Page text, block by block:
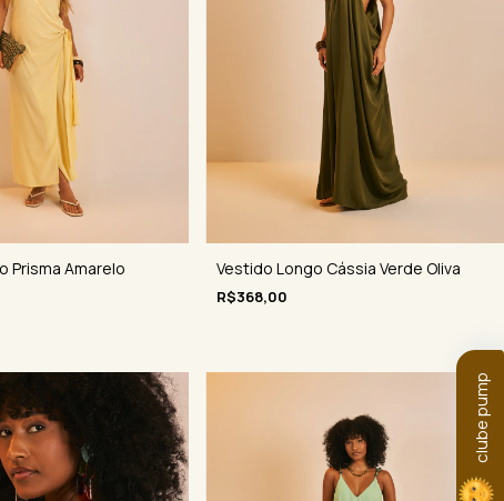
Prisma Amarelo
Vestido Longo Cássia Verde Oliva
R$368,00
clube pump